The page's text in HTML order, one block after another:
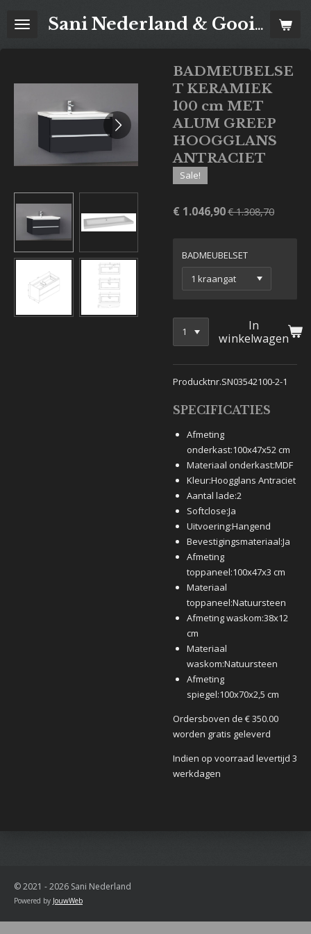
direct
Sani Nederland & Goois Tegelhuis
BADMEUBELSE
T KERAMIEK
100 cm MET
ALUM GREEP
HOOGGLANS
ANTRACIET
Sale!
€ 1.046,90€ 1.308,70
BADMEUBELSET
In
winkelwagen
Producktnr.SN03542100-2-1
SPECIFICATIES
Afmeting
onderkast:100x47x52 cm
Materiaal onderkast:MDF
Kleur:Hoogglans Antraciet
Aantal lade:2
Softclose:Ja
Uitvoering:Hangend
Bevestigingsmateriaal:Ja
Afmeting
toppaneel:100x47x3 cm
Materiaal
toppaneel:Natuursteen
Afmeting waskom:38x12
cm
Materiaal
waskom:Natuursteen
Afmeting
spiegel:100x70x2,5 cm
Ordersboven de € 350.00
worden gratis geleverd
Indien op voorraad levertijd 3
werkdagen
© 2021 - 2026 Sani Nederland
Powered by JouwWeb